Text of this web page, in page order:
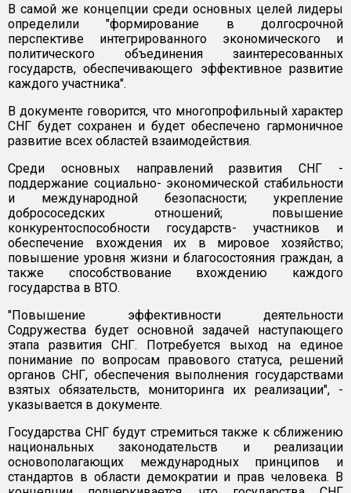
В самой же концепции среди основных целей лидеры
определили "формирование в долгосрочной
перспективе интегрированного экономического и
политического объединения заинтересованных
государств, обеспечивающего эффективное развитие
каждого участника".
В документе говорится, что многопрофильный характер
СНГ будет сохранен и будет обеспечено гармоничное
развитие всех областей взаимодействия.
Среди основных направлений развития СНГ -
поддержание социально- экономической стабильности
и международной безопасности; укрепление
добрососедских отношений; повышение
конкурентоспособности государств- участников и
обеспечение вхождения их в мировое хозяйство;
повышение уровня жизни и благосостояния граждан, а
также способствование вхождению каждого
государства в ВТО.
"Повышение эффективности деятельности
Содружества будет основной задачей наступающего
этапа развития СНГ. Потребуется выход на единое
понимание по вопросам правового статуса, решений
органов СНГ, обеспечения выполнения государствами
взятых обязательств, мониторинга их реализации", -
указывается в документе.
Государства СНГ будут стремиться также к сближению
национальных законодательств и реализации
основополагающих международных принципов и
стандартов в области демократии и прав человека. В